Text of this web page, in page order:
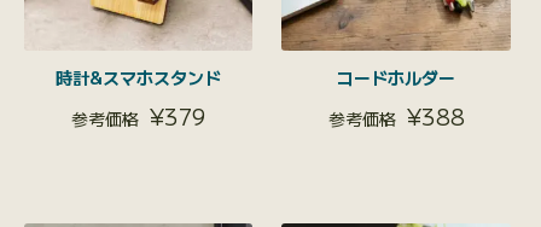
時計&スマホスタンド
¥379
コードホルダー
¥388